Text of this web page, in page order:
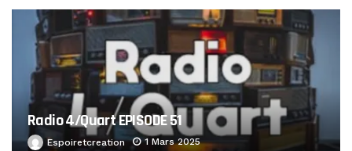
Radio 4/Quart EPISODE 51
Espoiretcreation 1 Mars 2025